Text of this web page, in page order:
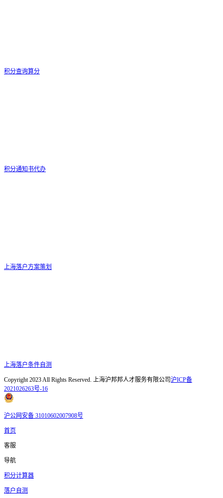
积分查询算分
积分通知书代办
上海落户方案策划
上海落户条件自测
Copyright 2023 All Rights Reserved. 上海沪邦邦人才服务有限公司 沪ICP备
2021026263号-16
沪公网安备 31010602007908号
首页
客服
导航
积分计算器
落户自测